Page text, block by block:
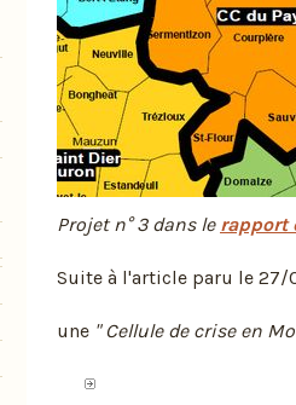
Projet n° 3 dans le rapport
Suite à l'article paru le 27/
une " Cellule de crise en